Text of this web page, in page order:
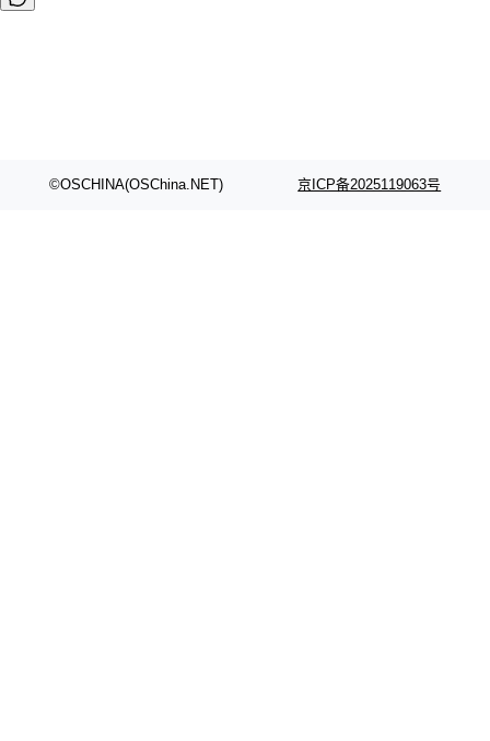
©OSCHINA(OSChina.NET) 京ICP备2025119063号